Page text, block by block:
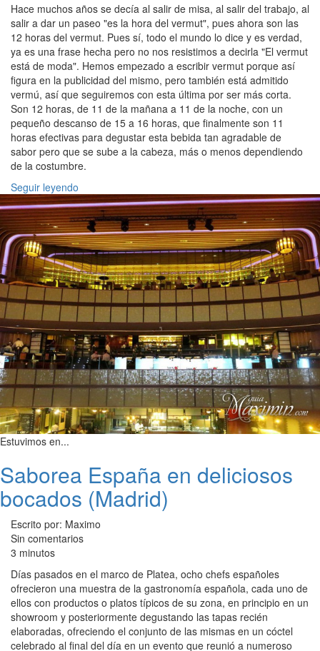
Hace muchos años se decía al salir de misa, al salir del trabajo, al
salir a dar un paseo "es la hora del vermut", pues ahora son las
12 horas del vermut. Pues sí, todo el mundo lo dice y es verdad,
ya es una frase hecha pero no nos resistimos a decirla "El vermut
está de moda". Hemos empezado a escribir vermut porque así
figura en la publicidad del mismo, pero también está admitido
vermú, así que seguiremos con esta última por ser más corta.
Son 12 horas, de 11 de la mañana a 11 de la noche, con un
pequeño descanso de 15 a 16 horas, que finalmente son 11
horas efectivas para degustar esta bebida tan agradable de
sabor pero que se sube a la cabeza, más o menos dependiendo
de la costumbre.
Seguir leyendo
Estuvimos en...
Saborea España en deliciosos
bocados (Madrid)
Escrito por: Maximo
Sin comentarios
3 minutos
Días pasados en el marco de Platea, ocho chefs españoles
ofrecieron una muestra de la gastronomía española, cada uno de
ellos con productos o platos típicos de su zona, en principio en un
showroom y posteriormente degustando las tapas recién
elaboradas, ofreciendo el conjunto de las mismas en un cóctel
celebrado al final del día en un evento que reunió a numeroso